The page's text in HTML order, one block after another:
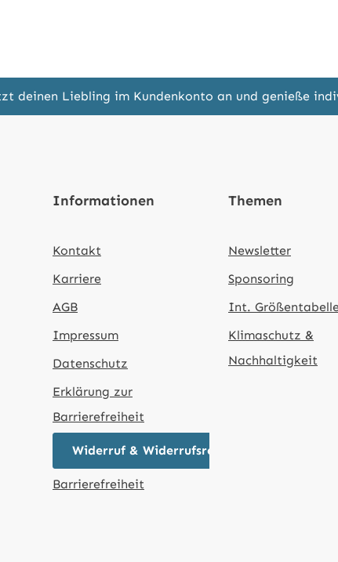
deinen Liebling im Kundenkonto an und genieße
Informationen
Kontakt
Karriere
AGB
Impressum
Datenschutz
Erklärung zur
Barrierefreiheit
Widerruf & Widerrufsrecht
Barrierefreiheit
Themen
Newsletter
Sponsoring
Int. Größentabelle
Klimaschutz &
Nachhaltigkeit